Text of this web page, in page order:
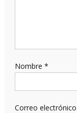
Nombre *
Correo electrónico